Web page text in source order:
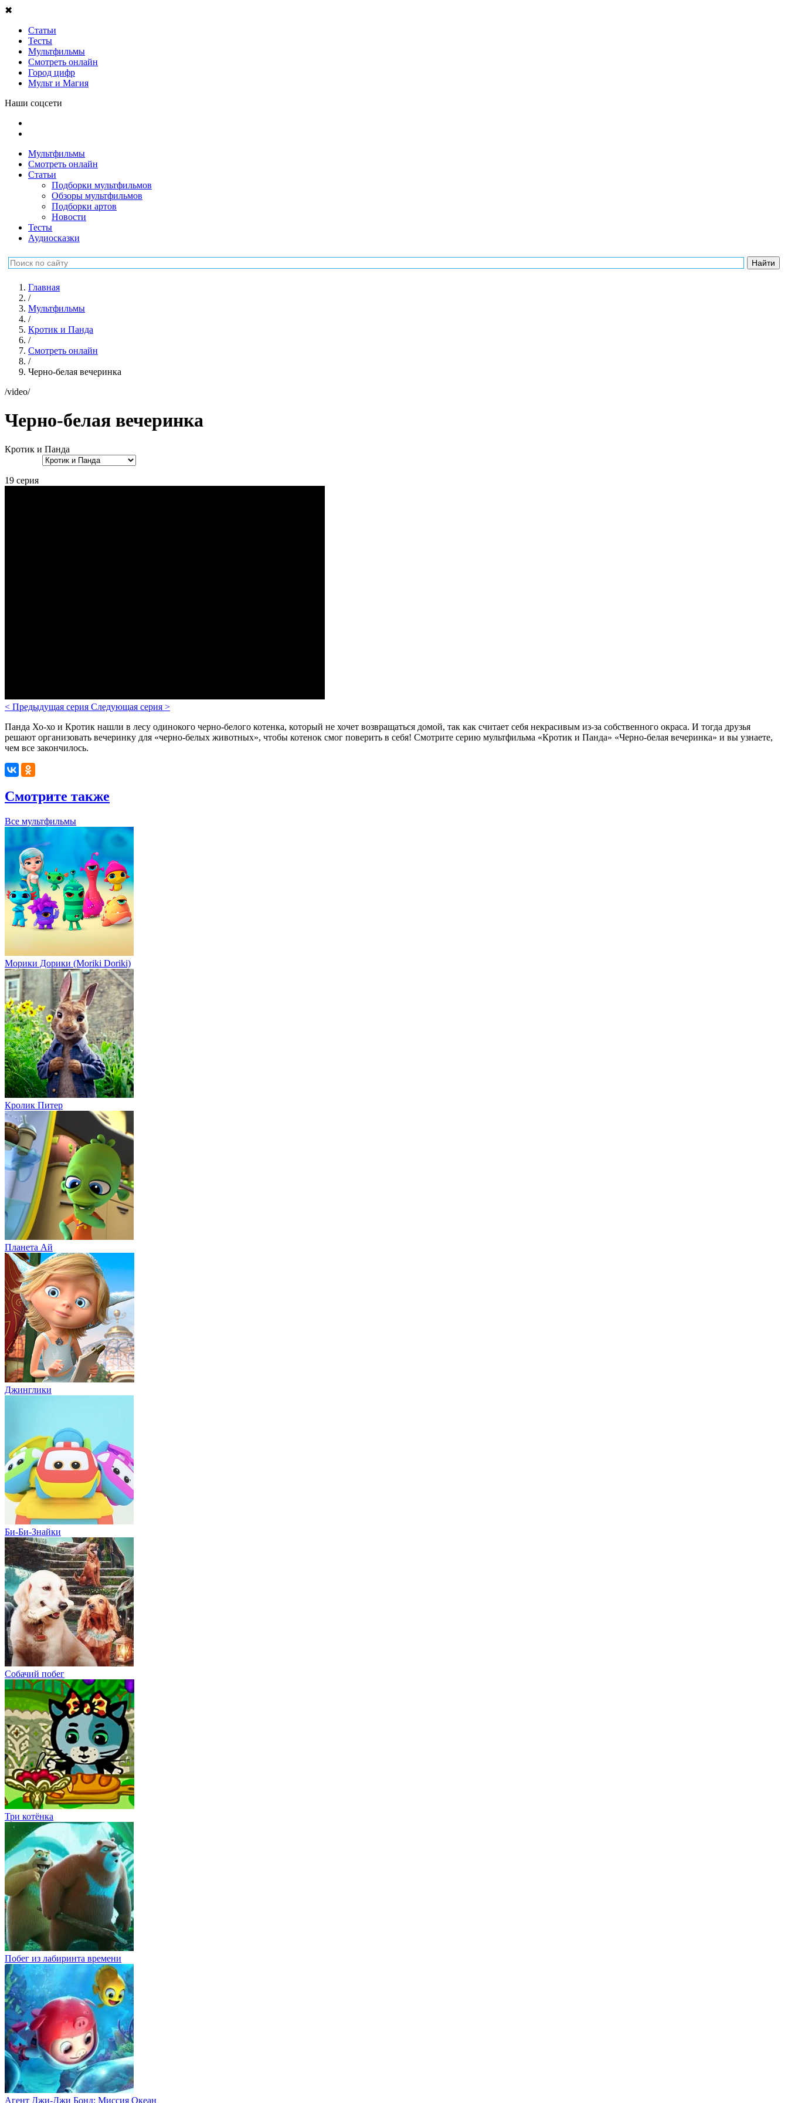
✖
Статьи
Тесты
Мультфильмы
Смотреть онлайн
Город цифр
Мульт и Магия
Наши соцсети
Мультфильмы
Смотреть онлайн
Статьи
Подборки мультфильмов
Обзоры мультфильмов
Подборки артов
Новости
Тесты
Аудиосказки
Главная
/
Мультфильмы
/
Кротик и Панда
/
Смотреть онлайн
/
Черно-белая вечеринка
/video/
Черно-белая вечеринка
Кротик и Панда
19 серия
< Предыдущая серия Следующая серия >
Панда Хо-хо и Кротик нашли в лесу одинокого черно-белого котенка, который не хочет возвращаться домой, так как считает себя некрасивым из-за собственного окраса. И тогда друзья
решают организовать вечеринку для «черно-белых животных», чтобы котенок смог поверить в себя! Смотрите серию мультфильма «Кротик и Панда» «Черно-белая вечеринка» и вы узнаете,
чем все закончилось.
Смотрите также
Все мультфильмы
Морики Дорики (Moriki Doriki)
Кролик Питер
Планета Aй
Джинглики
Би-Би-Знайки
Собачий побег
Три котёнка
Побег из лабиринта времени
Агент Джи-Джи Бонд: Миссия Океан